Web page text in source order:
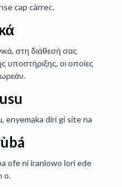
cap càrrec.
στη διάθεσή σας
υποστήριξης, οι οποίες
enyemaka diri gi site na
ofe ni iranlowo lori ede
o.